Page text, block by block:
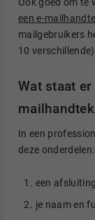
een e-
mailgebruikers
10
Wat staat
In een
deze onderdelen:
een
je naam en